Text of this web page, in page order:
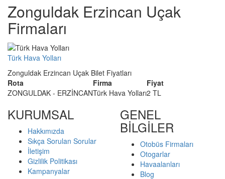
Zonguldak Erzincan Uçak
Firmaları
Türk Hava Yolları
Zonguldak Erzincan Uçak Bilet Fiyatları
Rota
Firma
Fiyat
ZONGULDAK - ERZİNCANTürk Hava Yolları2 TL
KURUMSAL
Hakkımızda
Sıkça Sorulan Sorular
İletişim
Gizlilik Politikası
Kampanyalar
GENEL
BİLGİLER
Otobüs Firmaları
Otogarlar
Havaalanları
Blog